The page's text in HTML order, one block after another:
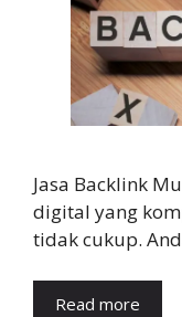
Jasa Backlink
digital yang
tidak cukup.
Read more